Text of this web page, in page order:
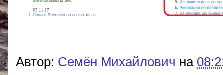
Автор: Cемён Михайлович на